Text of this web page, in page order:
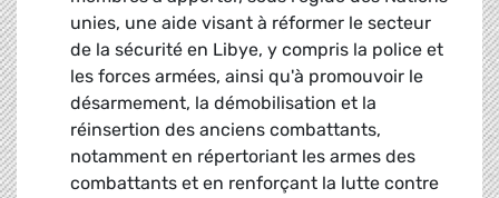
unies, une aide visant à réformer le secteur
de la sécurité en Libye, y compris la police et
les forces armées, ainsi qu'à promouvoir le
désarmement, la démobilisation et la
réinsertion des anciens combattants,
notamment en répertoriant les armes des
combattants et en renforçant la lutte contre